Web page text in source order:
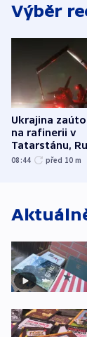
Výběr
Ukrajina
na rafinerii v
Tatarstánu,
udeřilo na
08:44 před 10 m